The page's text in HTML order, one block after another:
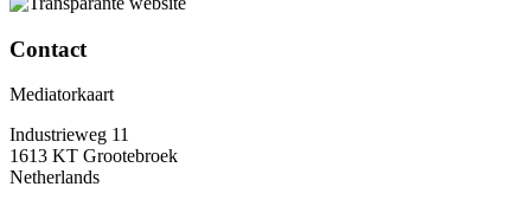
Contact
Mediatorkaart
Industrieweg 11
1613 KT Grootebroek
Netherlands